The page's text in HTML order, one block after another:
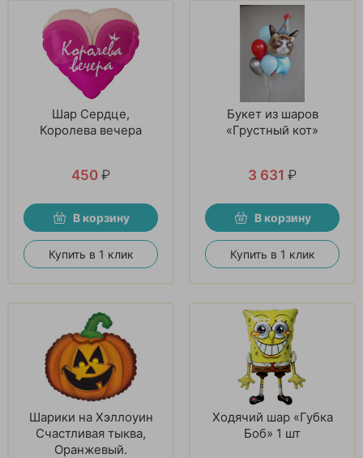
Шар Сердце,
Королева вечера
450 ₽
В корзину
Купить в 1 клик
Букет из шаров
«Грустный кот»
3 631 ₽
В корзину
Купить в 1 клик
Шарики на Хэллоуин
Счастливая тыква,
Оранжевый.
Ходячий шар «Губка
Боб» 1 шт